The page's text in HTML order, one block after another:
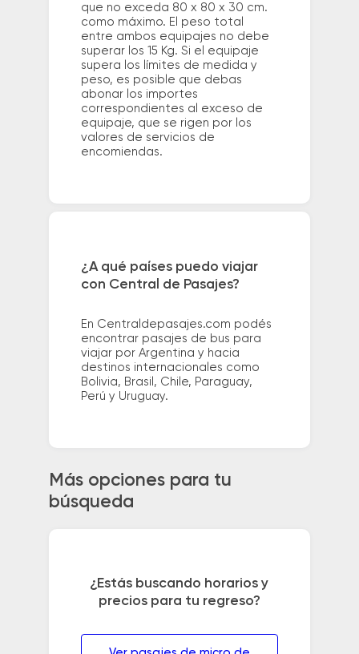
que no exceda 80 x 80 x 30 cm.
como máximo. El peso total
entre ambos equipajes no debe
superar los 15 Kg. Si el equipaje
supera los límites de medida y
peso, es posible que debas
abonar los importes
correspondientes al exceso de
equipaje, que se rigen por los
valores de servicios de
encomiendas.
¿A qué países puedo viajar
con Central de Pasajes?
En Centraldepasajes.com podés
encontrar pasajes de bus para
viajar por Argentina y hacia
destinos internacionales como
Bolivia, Brasil, Chile, Paraguay,
Perú y Uruguay.
Más opciones para tu
búsqueda
¿Estás buscando horarios y
precios para tu regreso?